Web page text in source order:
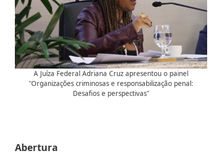
A Juíza Federal Adriana Cruz apresentou o painel
"Organizações criminosas e responsabilização penal:
Desafios e perspectivas"
Abertura